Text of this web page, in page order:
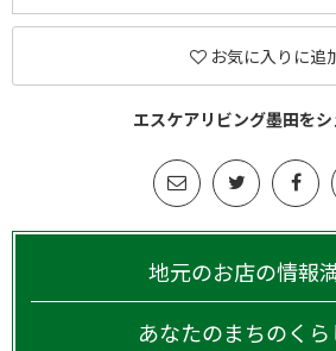
お気に入りに追
エスケアリビング墨田を
地元のお店の情報
あなたのまちのく